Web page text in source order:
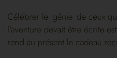
Célébrer le génie de ceux
l’aventure devait être écrite
rend au présent le cadeau